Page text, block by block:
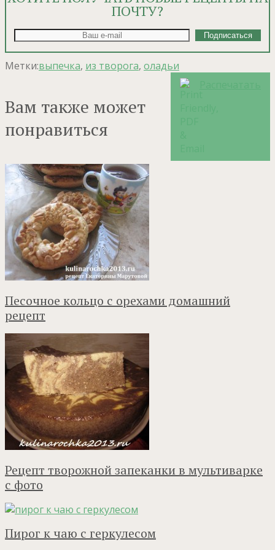
ПОЧТУ?
Метки:выпечка, из творога, оладьи
Вам также может
понравиться
Песочное кольцо с орехами домашний
рецепт
Рецепт творожной запеканки в мультиварке
с фото
Пирог к чаю с геркулесом